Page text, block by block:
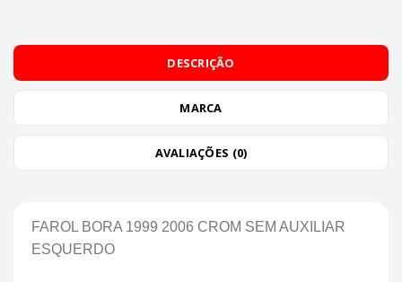
DESCRIÇÃO
MARCA
AVALIAÇÕES (0)
FAROL BORA 1999 2006 CROM SEM AUXILIAR
ESQUERDO